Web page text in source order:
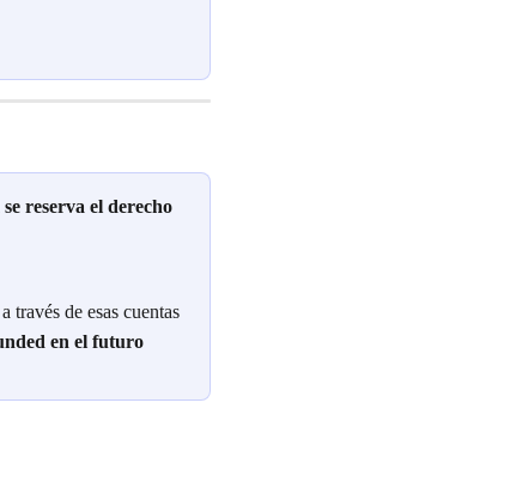
reserva el derecho
través de esas cuentas
en el futuro